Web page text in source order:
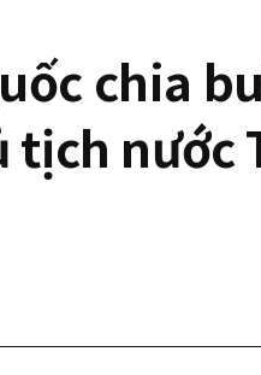
chia
tịch nước